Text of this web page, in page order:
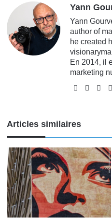
Yann
Yann
author of
he created
En 2014, il
marketing
Website
X
Articles similaires